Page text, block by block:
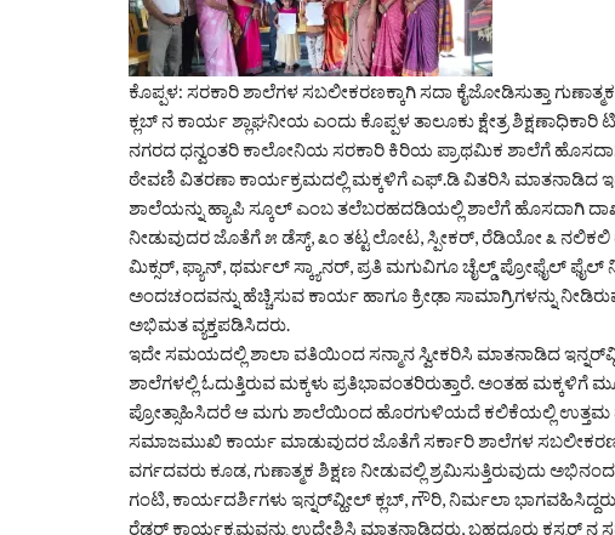
ಕೊಪ್ಪಳ: ಸರಕಾರಿ ಶಾಲೆಗಳ ಸಬಲೀಕರಣಕ್ಕಾಗಿ ಸದಾ ಕೈಜೋಡಿಸುತ್ತಾ
ಕ್ಲಬ್ ನ ಕಾರ್ಯ ಶ್ಲಾಘನೀಯ ಎಂದು ಕೊಪ್ಪಳ ತಾಲೂಕು ಕ್ಷೇತ್ರ
ನಗರದ ಧನ್ವಂತರಿ ಕಾಲೋನಿಯ ಸರಕಾರಿ ಕಿರಿಯ ಪ್ರಾಥಮಿಕ ಶಾಲೆಗೆ ಹೊಸದಾಗಿ
ಠೇವಣಿ ವಿತರಣಾ ಕಾರ್ಯಕ್ರಮದಲ್ಲಿ ಮಕ್ಕಳಿಗೆ ಎಫ್.ಡಿ ವಿತರಿಸಿ ಮಾತನಾಡಿದ
ಶಾಲೆಯನ್ನು ಹ್ಯಾಪಿ ಸ್ಕೂಲ್ ಎಂಬ ತಲೆಬರಹದಡಿಯಲ್ಲಿ ಶಾಲೆಗೆ ಹೊಸದಾಗಿ
ನೀಡುವುದರ ಜೊತೆಗೆ ೫ ಡೆಸ್ಕ್, ೩೦ ತಟ್ಟ ಲೋಟ, ಸ್ಪೀಕರ್, ರೆಡಿಯೋ ೩
ಮಿಕ್ಸರ್, ಫ್ಯಾನ್, ಥರ್ಮಲ್ ಸ್ಕ್ಯಾನರ್, ಪ್ರತಿ ಮಗುವಿಗೂ ಚೈಲ್ಡ್ ಪ್ರೋಫೈಲ್ ಫೈಲ್
ಅಂದಚಂದವನ್ನು ಹೆಚ್ಚಿಸುವ ಕಾರ್ಯ ಹಾಗೂ ಕ್ರೀಢಾ ಸಾಮಾಗ್ರಿಗಳನ್ನು
ಅಭಿಮತ ವ್ಯಕ್ತಪಡಿಸಿದರು.
ಇದೇ ಸಮಯದಲ್ಲಿ ಶಾಲಾ ವತಿಯಿಂದ ಸನ್ಮಾನ ಸ್ವೀಕರಿಸಿ ಮಾತನಾಡಿದ
ಶಾಲೆಗಳಲ್ಲಿ ಓದುತ್ತಿರುವ ಮಕ್ಕಳು ಪ್ರತಿಭಾವಂತರಿರುತ್ತಾರೆ. ಅಂತಹ
ಪ್ರೋತ್ಸಾಹಿಸಿದರೆ ಆ ಮಗು ಶಾಲೆಯಿಂದ ಹೊರಗುಳಿಯದೆ ಕಲಿಕೆಯಲ್ಲಿ ಉತ್ತಮ
ಸಮಾಜಮುಖಿ ಕಾರ್ಯ ಮಾಡುವುದರ ಜೊತೆಗೆ ಸರ್ಕಾರಿ ಶಾಲೆಗಳ
ವರ್ಗದವರು ಕೂಡ, ಗುಣಾತ್ಮಕ ಶಿಕ್ಷಣ ನೀಡುವಲ್ಲಿ ಶ್ರಮಿಸುತ್ತಿರುವುದು
ಗಂಟಿ, ಕಾರ್ಯದರ್ಶಿಗಳು ಇನ್ನರ್‌ವ್ಹೀಲ್ ಕ್ಲಬ್, ಗೌರಿ, ನಿರ್ಮಲಾ
ರೆಡ್ಡರ್ ಕಾರ್ಯಕ್ರಮವನ್ನು ಉದ್ದೇಶಿಸಿ ಮಾತನಾಡಿದರು, ಬಹದ್ದೂರು ಕ್ಲಸ್ಟರ್ ನ